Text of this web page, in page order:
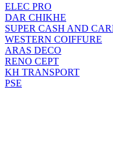
ELEC PRO
DAR CHIKHE
SUPER CASH AND
WESTERN COIFFURE
ARAS DECO
RENO CEPT
KH TRANSPORT
PSE